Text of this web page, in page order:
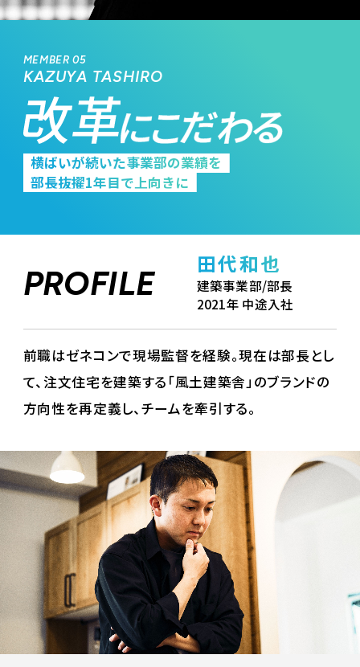
MEMBER 05
KAZUYA TASHIRO
横ばいが続いた事業部の業績を
部長抜擢1年目で上向きに
PROFILE
田代和也
建築事業部/部長
2021年 中途入社
前職はゼネコンで現場監督を経験。現在は部長とし
て、注文住宅を建築する「風土建築舎」のブランドの
方向性を再定義し、チームを牽引する。